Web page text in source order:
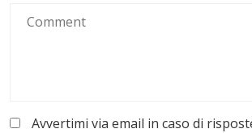
Avvertimi via email in caso di